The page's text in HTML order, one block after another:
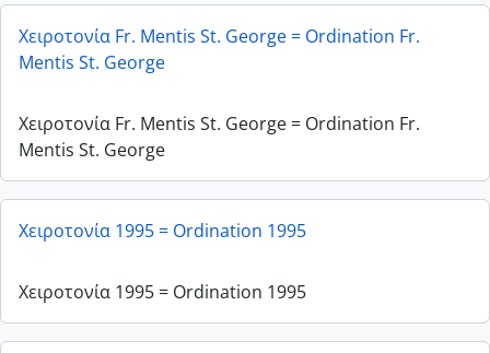
Χειροτονία Fr. Mentis St. George = Ordination Fr.
Mentis St. George
Χειροτονία Fr. Mentis St. George = Ordination Fr.
Mentis St. George
Χειροτονία 1995 = Ordination 1995
Χειροτονία 1995 = Ordination 1995